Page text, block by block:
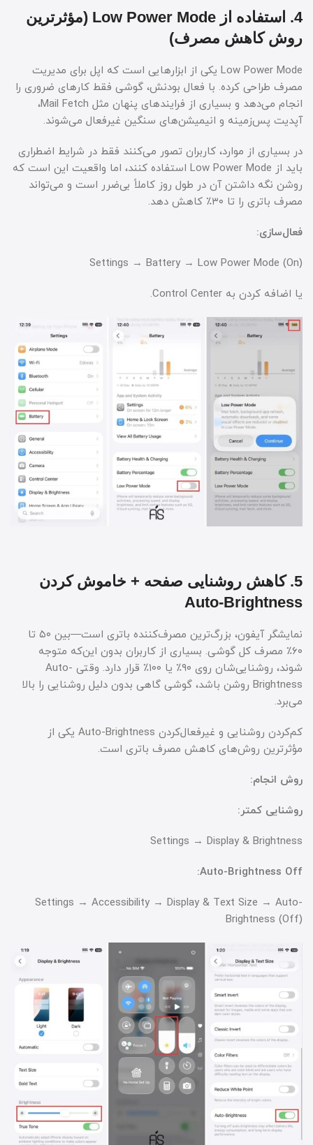
4. استفاده از Low Power Mode (مؤثرترین
روش کاهش مصرف)
Low Power Mode یکی از ابزارهایی است که اپل برای مدیریت
مصرف طراحی کرده. با فعال بودنش، گوشی فقط کارهای ضروری را
انجام می‌دهد و بسیاری از فرایندهای پنهان مثل Mail Fetch،
آپدیت پس‌زمینه و انیمیشن‌های سنگین غیرفعال می‌شوند.
در بسیاری از موارد، کاربران تصور می‌کنند فقط در شرایط اضطراری
باید از Low Power Mode استفاده کنند، اما واقعیت این است که
روشن نگه داشتن آن در طول روز کاملاً بی‌ضرر است و می‌تواند
مصرف باتری را تا ۳۰٪ کاهش دهد.
فعال‌سازی:
Settings → Battery → Low Power Mode (On)
یا اضافه کردن به Control Center.
5. کاهش روشنایی صفحه + خاموش کردن
Auto-Brightness
نمایشگر آیفون، بزرگ‌ترین مصرف‌کننده باتری است—بین ۵۰ تا
۶۰٪ مصرف کل گوشی. بسیاری از کاربران بدون این‌که متوجه
شوند، روشنایی‌شان روی ۹۰٪ یا ۱۰۰٪ قرار دارد. وقتی Auto-
Brightness روشن باشد، گوشی گاهی بدون دلیل روشنایی را بالا
می‌برد.
کم‌کردن روشنایی و غیرفعال‌کردن Auto-Brightness یکی از
مؤثرترین روش‌های کاهش مصرف باتری است.
روش انجام:
روشنایی کمتر:
Settings → Display & Brightness
Auto-Brightness Off:
Settings → Accessibility → Display & Text Size → Auto-
Brightness (Off)